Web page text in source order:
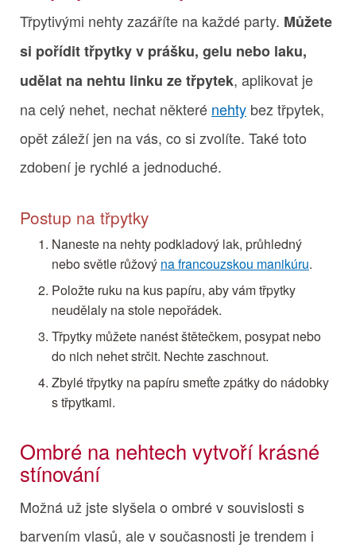
Třpytivými nehty zazáříte na každé party. Můžete
si pořídit třpytky v prášku, gelu nebo laku,
udělat na nehtu linku ze třpytek, aplikovat je
na celý nehet, nechat některé nehty bez třpytek,
opět záleží jen na vás, co si zvolíte. Také toto
zdobení je rychlé a jednoduché.
Postup na třpytky
Naneste na nehty podkladový lak, průhledný
nebo světle růžový na francouzskou manikúru.
Položte ruku na kus papíru, aby vám třpytky
neudělaly na stole nepořádek.
Třpytky můžete nanést štětečkem, posypat nebo
do nich nehet strčit. Nechte zaschnout.
Zbylé třpytky na papíru smeťte zpátky do nádobky
s třpytkami.
Ombré na nehtech vytvoří krásné
stínování
Možná už jste slyšela o ombré v souvislosti s
barvením vlasů, ale v současnosti je trendem i